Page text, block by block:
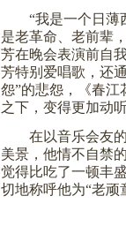
“我是一个日薄
是老革命、老前辈
芳在晚会表演前自
芳特别爱唱歌，还
怨”的悲怨，《春
之下，变得更加动听
在以音乐会友
美景，他情不自禁
觉得比吃了一顿丰
切地称呼他为“老顽